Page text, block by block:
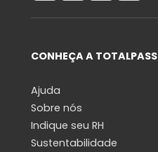
CONHEÇA A TOTALPASS
Ajuda
Sobre nós
Indique seu RH
Sustentabilidade